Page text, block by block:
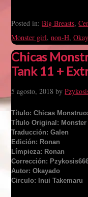
Posted in:Big Breasts,
Monster girl,non-H,
Chicas
Tank 11 +
5 agosto, 2018 by
Título: Chicas
Título Original:
Traducción: Galen
Edición: Ronan
Límpieza: Ronan
Corrección:
Autor: Okayado
Circulo: Inui Takemaru